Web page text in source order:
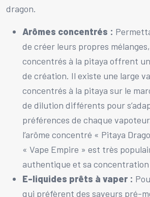
dragon.
Arômes concentrés :
de créer leurs propres
concentrés à la pitaya offrent
de création. Il existe une large
concentrés à la pitaya sur le
de dilution différents pour
préférences de chaque
l’arôme concentré « Pitaya
« Vape Empire » est très
authentique et sa concentration
E-liquides prêts à vaper :
qui préfèrent des saveurs pré-